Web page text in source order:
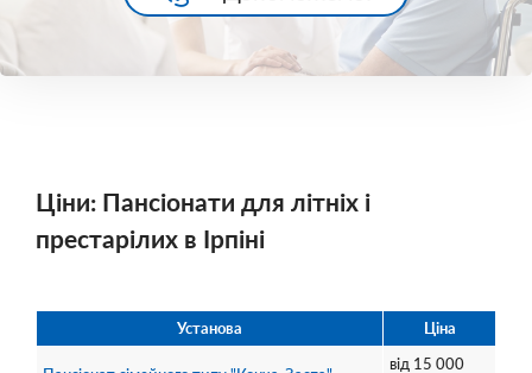
Ціни: Пансіонати для літніх і
престарілих в Ірпіні
Установа Ціна
від 15 000